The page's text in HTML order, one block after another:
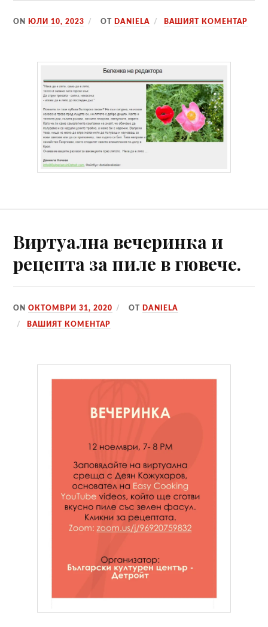
ON ЮЛИ 10, 2023 ОТ DANIELA ВАШИЯТ КОМЕНТАР
Виртуална вечеринка и
рецепта за пиле в гювече.
ONОКТОМВРИ 31, 2020 ОТ DANIELA
ВАШИЯТ КОМЕНТАР